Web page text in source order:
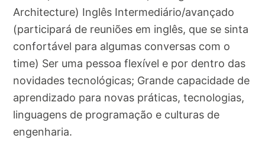
Architecture) Inglês Intermediário/avançado
(participará de reuniões em inglês, que se sinta
confortável para algumas conversas com o
time) Ser uma pessoa flexível e por dentro das
novidades tecnológicas; Grande capacidade de
aprendizado para novas práticas, tecnologias,
linguagens de programação e culturas de
engenharia.